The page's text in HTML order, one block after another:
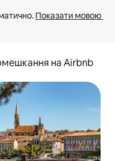
Показати мовою
на Airbnb